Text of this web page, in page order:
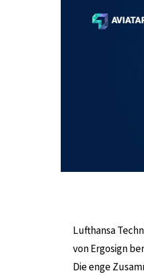
Lufthansa
von Ergosign
Die enge